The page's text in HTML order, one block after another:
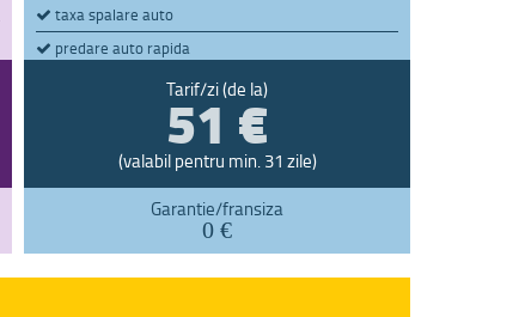
taxa spalare auto
predare auto rapida
plata mai tarziu (max. 7 zile) )
Tarif/zi (de la)
51 €
(valabil pentru min. 31 zile)
Garantie/fransiza
0 €